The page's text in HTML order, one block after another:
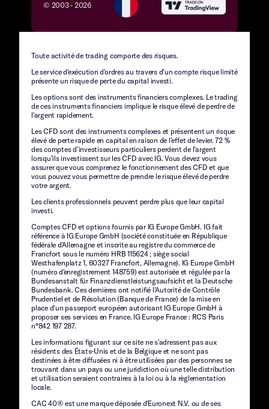
© 2003 - 2026
Toute activité de trading comporte des risques.
Le service d'exécution d'ordres au travers d’un compte risque limité
présente un risque de perte du capital investi.
Les options sont des instruments financiers complexes. Le trading
de ces instruments financiers implique le risque élevé de perdre de
l'argent rapidement.
Les CFD sont des instruments complexes et présentent un risque
élevé de perte rapide en capital en raison de l’effet de levier. 72 %
des comptes d’investisseurs particuliers perdent de l’argent
lorsqu’ils investissent sur les CFD avec IG. Vous devez vous
assurer que vous comprenez le fonctionnement des CFD et que
vous pouvez vous permettre de prendre le risque élevé de perdre
votre argent.
Les clients professionnels peuvent perdre plus que leur capital
investi.
Comptes CFD et options fournis par IG Europe GmbH. IG fait
référence à IG Europe GmbH (société constituée en République
fédérale d'Allemagne et inscrite au registre du commerce de
Francfort sous le numéro HRB 115624 ; siège social
Westhafenplatz 1, 60327 Francfort, Allemagne). IG Europe GmbH
(numéro d'enregistrement 148759) est autorisée et régulée par la
Bundesanstalt für Finanzdienstleistungsaufsicht et la Deutsche
Bundesbank. Ces dernières ont notifié l’Autorité de Contrôle
Prudentiel et de Résolution (Banque de France) de la mise en
place d’un passeport européen autorisant IG Europe GmbH à
proposer ses services en France. IG Europe France : RCS Paris
n°842 197 287.
Les informations figurant sur ce site ne s'adressent pas aux
résidents des États-Unis et de la Belgique et ne sont pas
destinées à être diffusées ni à être utilisées par des personnes se
trouvant dans un pays ou une juridiction où une telle distribution
et utilisation seraient contraires à la loi ou à la règlementation
locale.
CAC 40® est une marque déposée d'Euronext N.V. ou de ses